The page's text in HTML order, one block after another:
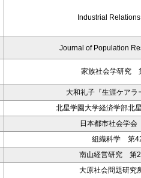
Industrial
Journal of Population
家族社会学研究
大和礼子『生涯ケアラ
北星学園大学経済学部北
日本都市社会学
組織科学 第
南山経営研究 第
大原社会問題研究